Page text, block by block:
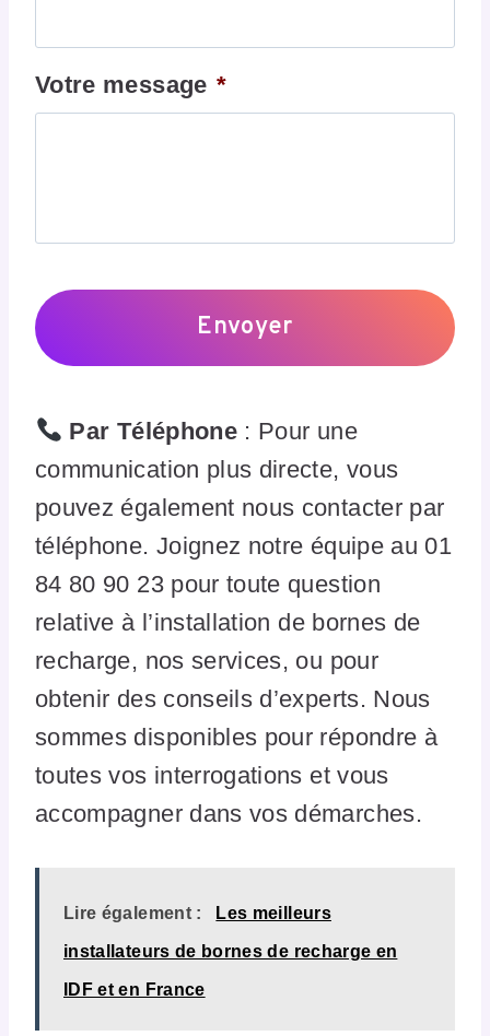
Votre message *
Par Téléphone : Pour une
communication plus directe, vous
pouvez également nous contacter par
téléphone. Joignez notre équipe au 01
84 80 90 23 pour toute question
relative à l’installation de bornes de
recharge, nos services, ou pour
obtenir des conseils d’experts. Nous
sommes disponibles pour répondre à
toutes vos interrogations et vous
accompagner dans vos démarches.
Lire également : Les meilleurs
installateurs de bornes de recharge en
IDF et en France